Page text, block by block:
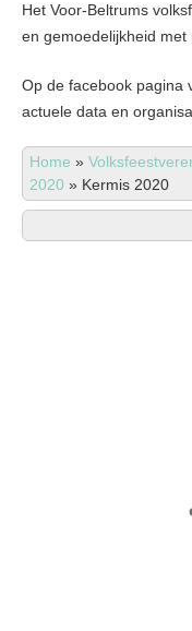
Het Voor-Beltrums
en gemoedelijkheid
Op de facebook pagina
actuele data en
Home »
2020 » Kermis 2020